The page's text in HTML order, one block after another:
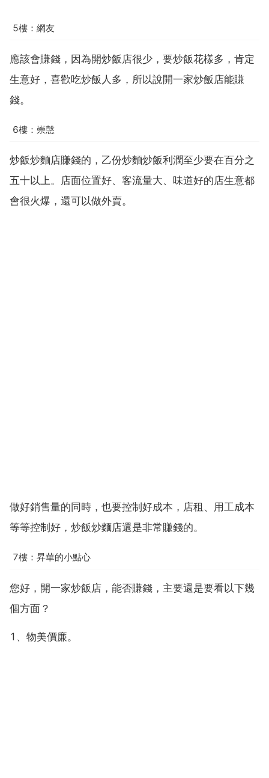
5樓：網友
應該會賺錢，因為開炒飯店很少，要炒飯花樣多，肯定
生意好，喜歡吃炒飯人多，所以說開一家炒飯店能賺
錢。
6樓：崇愨
炒飯炒麵店賺錢的，乙份炒麵炒飯利潤至少要在百分之
五十以上。店面位置好、客流量大、味道好的店生意都
會很火爆，還可以做外賣。
做好銷售量的同時，也要控制好成本，店租、用工成本
等等控制好，炒飯炒麵店還是非常賺錢的。
7樓：昇華的小點心
您好，開一家炒飯店，能否賺錢，主要還是要看以下幾
個方面？
1、物美價廉。